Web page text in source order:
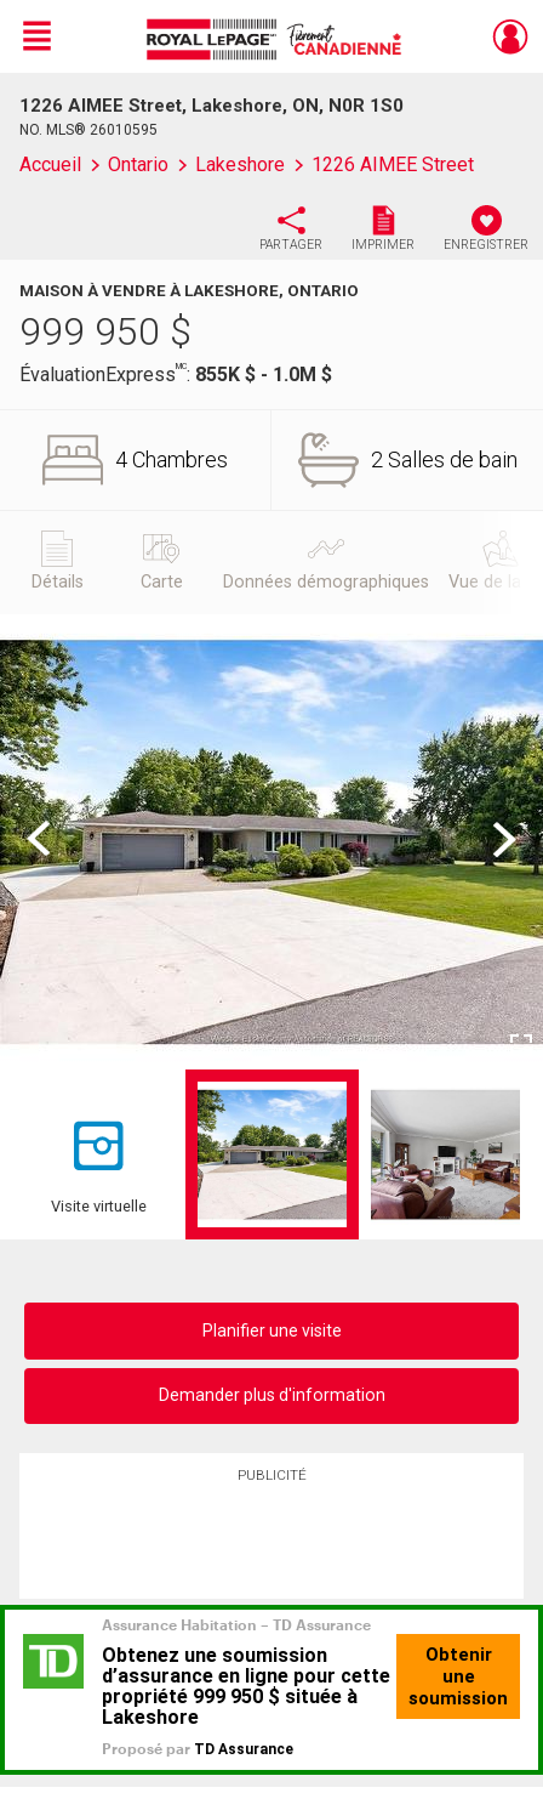
Live
En Direct
Menu
1226 AIMEE Street, Lakeshore, ON, N0R 1S0
NO. MLS® 26010595
Accueil Ontario Lakeshore 1226 AIMEE Street
PARTAGER IMPRIMER ENREGISTRER
MAISON À VENDRE À LAKESHORE, ONTARIO
999 950 $
ÉvaluationExpressMC: 855K $ - 1.0M $
4 Chambres 2 Salles de bain
Détails Carte Données démographiques Vue de la
Previous Next
Visite virtuelle
Planifier une visite
Demander plus d'information
PUBLICITÉ